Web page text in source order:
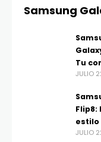
Samsung
Tu
JULIO
Flip8:
estilo
JULIO